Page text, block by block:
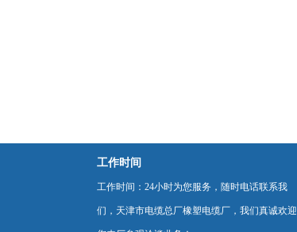
工作时间
工作时间：24小时为您服务，随时电话联系我
们，天津市电缆总厂橡塑电缆厂，我们真诚欢迎